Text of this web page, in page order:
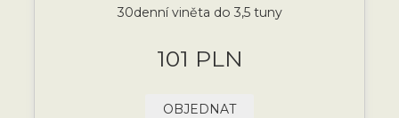
30denní viněta do 3,5 tuny
101 PLN
OBJEDNAT